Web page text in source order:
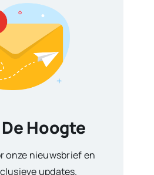
Hoogte
onze nieuwsbrief en
updates.